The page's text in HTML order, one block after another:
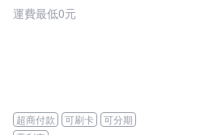
運費最低0元
超商付款 可刷卡
可分期